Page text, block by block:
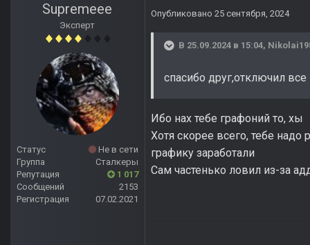
Supremeee
Эксперт
Статус
Не в сети
Группа
Сталкеры
Репутация
1 017
Сообщений
2153
Регистрация
07.02.2021
Опубликовано 25 сентября, 2024
В 25.09.2024 в 15:04,
спасибо друг,отключил
Ибо нах тебе графоний то, хы
Хотя скорее всего, тебе
графику заработали
Сам частенько ловил из-за